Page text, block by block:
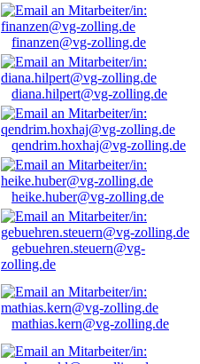
finanzen@vg-zolling.de
diana.hilpert@vg-zolling.de
qendrim.hoxhaj@vg-zolling.de
heike.huber@vg-zolling.de
gebuehren.steuern@vg-
zolling.de
mathias.kern@vg-zolling.de